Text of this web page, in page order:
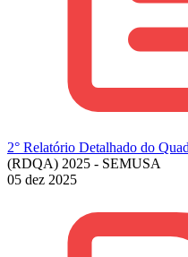
2° Relatório Detalhado do
(RDQA) 2025 - SEMUSA
05 dez 2025